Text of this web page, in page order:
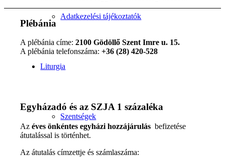
Adatkezelési tájékoztatók
Liturgia
Szentségek
Plébánia
A plébánia címe:2100 Gödöllő Szent Imre u. 15.
A plébánia telefonszáma:+36 (28) 420-528
Egyházadó és az SZJA 1 százaléka
Azéves önkéntes egyházi hozzájárulás befizetése
átutalással is történhet.
Az átutalás címzettje és számlaszáma: